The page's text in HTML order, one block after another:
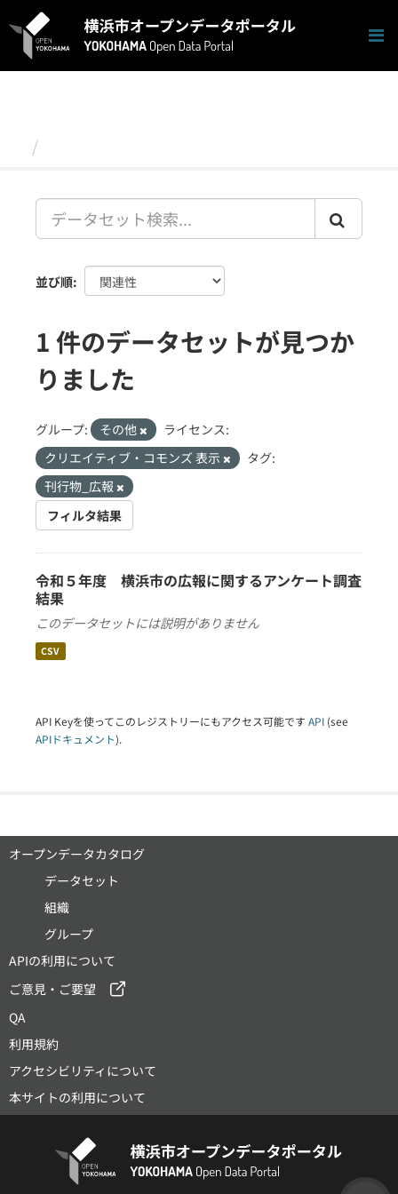
キ
並び順
1 件のデータセットが見つか
りました
グループ: その他
ライセンス:
クリエイティブ・コモンズ 表示
タグ:
刊行物_広報
フィルタ結果
令和５年度 横浜市の広報に関するアンケート調査
結果
このデータセットには説明がありません
CSV
API Keyを使ってこのレジストリーにもアクセス可能です API (see
APIドキュメント).
オープンデータカタログ
データセット
組織
グループ
APIの利用について
ご意見・ご要望
QA
利用規約
アクセシビリティについて
本サイトの利用について